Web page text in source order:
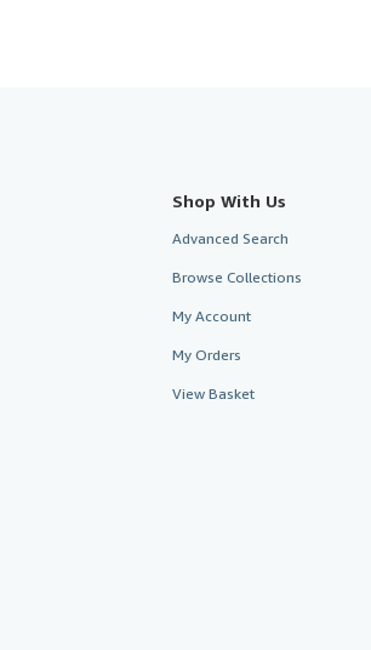
Shop With Us
Advanced Search
Browse Collections
My Account
My Orders
View Basket